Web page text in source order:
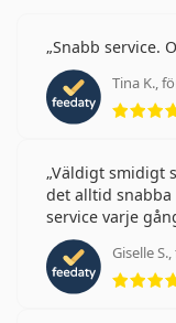
Snabb service.
Tina K.,
Väldigt smidigt
det alltid snabba
service varje
Giselle